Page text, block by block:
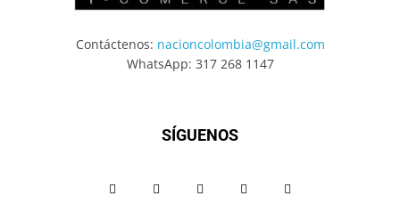
Contáctenos: nacioncolombia@gmail.com
WhatsApp: 317 268 1147
SÍGUENOS